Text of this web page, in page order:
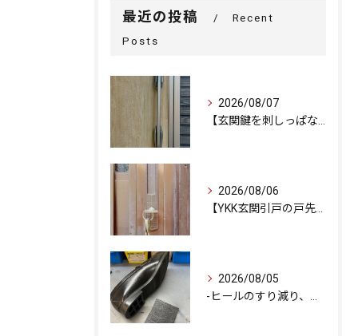
最近の投稿
Recent
Posts
2026/08/07
2026/08/06
2026/08/05